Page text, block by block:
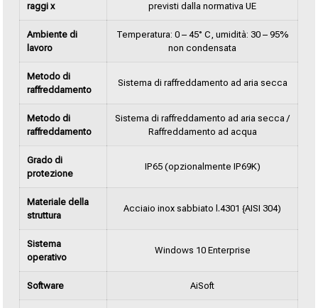
raggi x
previsti dalla normativa UE
Ambiente di
lavoro
Temperatura: 0 – 45° C, umidità: 30 – 95%
non condensata
Metodo di
raffreddamento
Sistema di raffreddamento ad aria secca
Metodo di
raffreddamento
Sistema di raffreddamento ad aria secca /
Raffreddamento ad acqua
Grado di
protezione
IP65 (opzionalmente IP69K)
Materiale della
struttura
Acciaio inox sabbiato l.4301 {AISI 304)
Sistema
operativo
Windows 10 Enterprise
Software AiSoft